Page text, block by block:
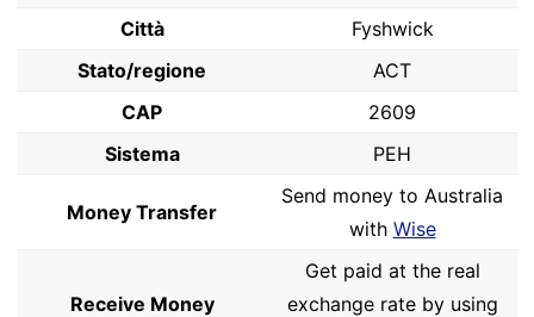
Città
Fyshwick
Stato/regione
ACT
CAP
2609
Sistema
PEH
Money Transfer
Send money to Australia
with Wise
Receive Money
Get paid at the real
exchange rate by using